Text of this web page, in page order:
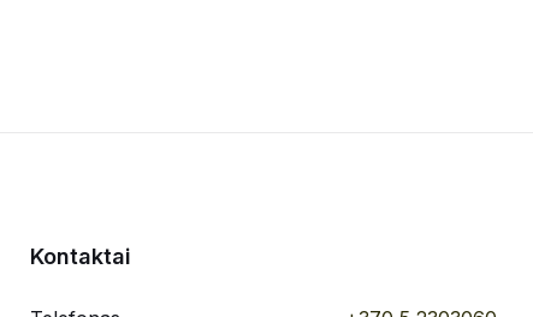
Kontaktai